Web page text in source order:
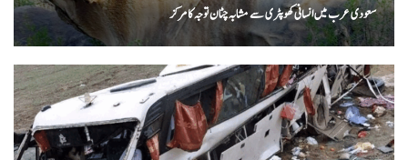
سعودی عرب میں انسانی کھوپٹری سے مشابہ چٹان توجہ کا مرکز